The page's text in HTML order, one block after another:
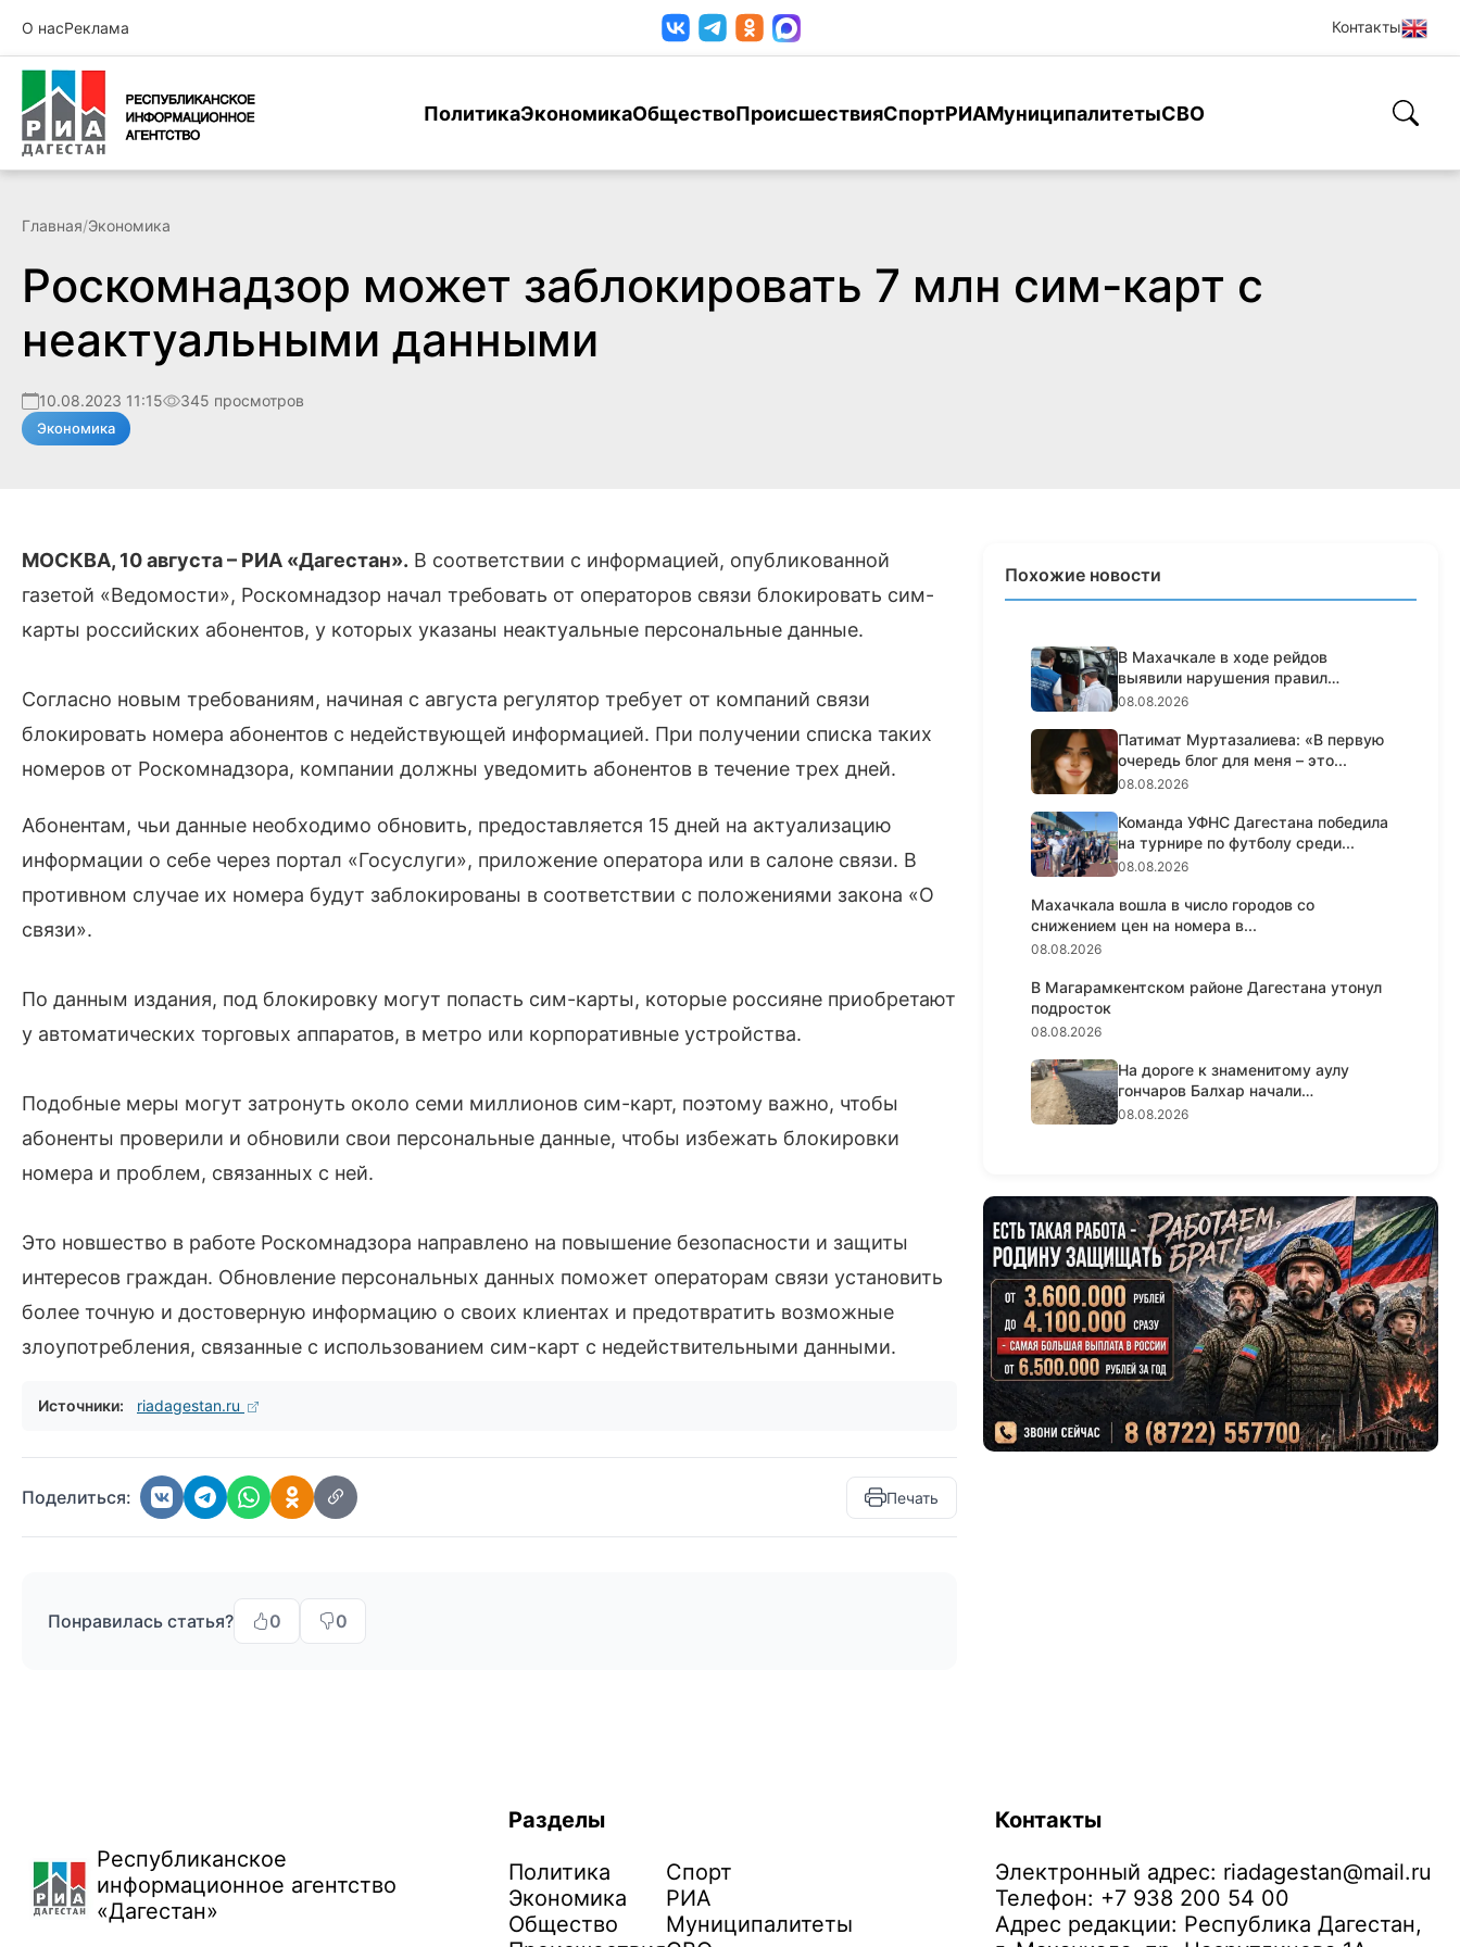
О насРеклама Контакты
ПолитикаЭкономикаОбществоПроисшествияСпортРИАМуниципалитетыСВО
Главная/Экономика
Роскомнадзор может заблокировать 7 млн сим-карт с
неактуальными данными
10.08.2023 11:15 345 просмотров
Экономика
МОСКВА, 10 августа – РИА «Дагестан». В соответствии с информацией, опубликованной
газетой «Ведомости», Роскомнадзор начал требовать от операторов связи блокировать сим-
карты российских абонентов, у которых указаны неактуальные персональные данные.
Согласно новым требованиям, начиная с августа регулятор требует от компаний связи
блокировать номера абонентов с недействующей информацией. При получении списка таких
номеров от Роскомнадзора, компании должны уведомить абонентов в течение трех дней.
Абонентам, чьи данные необходимо обновить, предоставляется 15 дней на актуализацию
информации о себе через портал «Госуслуги», приложение оператора или в салоне связи. В
противном случае их номера будут заблокированы в соответствии с положениями закона «О
связи».
По данным издания, под блокировку могут попасть сим-карты, которые россияне приобретают
у автоматических торговых аппаратов, в метро или корпоративные устройства.
Подобные меры могут затронуть около семи миллионов сим-карт, поэтому важно, чтобы
абоненты проверили и обновили свои персональные данные, чтобы избежать блокировки
номера и проблем, связанных с ней.
Это новшество в работе Роскомнадзора направлено на повышение безопасности и защиты
интересов граждан. Обновление персональных данных поможет операторам связи установить
более точную и достоверную информацию о своих клиентах и предотвратить возможные
злоупотребления, связанные с использованием сим-карт с недействительными данными.
Источники: riadagestan.ru
Поделиться: Печать
Понравилась статья? 0 0
Похожие новости
В Махачкале в ходе рейдов
выявили нарушения правил
пассажирс...
08.08.2026
Патимат Муртазалиева: «В первую
очередь блог для меня – это...
08.08.2026
Команда УФНС Дагестана победила
на турнире по футболу среди...
08.08.2026
Махачкала вошла в число городов со
снижением цен на номера в...
08.08.2026
В Магарамкентском районе Дагестана утонул
подросток
08.08.2026
На дороге к знаменитому аулу
гончаров Балхар начали
укладыва...
08.08.2026
Республиканское
информационное агентство
«Дагестан»
Разделы
Политика
Экономика
Общество
Спорт
РИА
Муниципалитеты
Контакты
Электронный адрес: riadagestan@mail.ru
Телефон: +7 938 200 54 00
Адрес редакции: Республика Дагестан,